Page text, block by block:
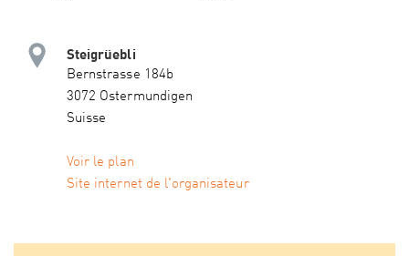
Steigrüebli
Bernstrasse 184b
3072 Ostermundigen
Suisse
Voir le plan
Site internet de l'organisateur